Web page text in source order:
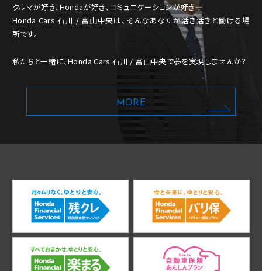
クルマが好き、Hondaが好き、コミュニケーションが好き―
Honda Cars 石川 / 富山中央は、そんなあなたが活き活きと働ける場
所です。
私たちと一緒に、Honda Cars 石川 / 富山中央で夢を実現しませんか？
MORE